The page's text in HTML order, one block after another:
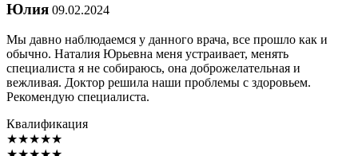
Юлия 09.02.2024
Мы давно наблюдаемся у данного врача, все прошло как и
обычно. Наталия Юрьевна меня устраивает, менять
специалиста я не собираюсь, она доброжелательная и
вежливая. Доктор решила наши проблемы с здоровьем.
Рекомендую специалиста.
Квалификация
★★★★★